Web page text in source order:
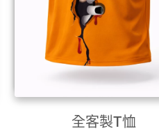
全客製T恤